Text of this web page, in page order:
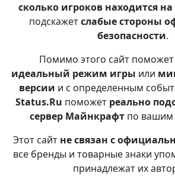
сколько игроков находится на
подскажетслабые стороны
безопасности.
Помимо этого сайт
идеальный режим игры или
версии и с определенным
Status.Ru поможет реально
сервер Майнкрафт по вашим
Этот сайт не связан с
все бренды и товарные знаки
принадлежат их